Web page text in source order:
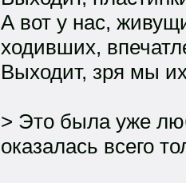
А вот у нас,
ходивших,
Выходит, зря мы
> Это была уже
оказалась всего